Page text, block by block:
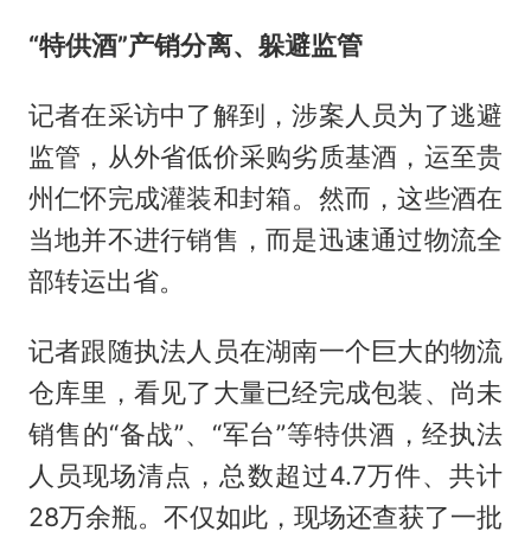
“特供酒”产销分离、躲避监管
记者在采访中了解到，涉案人员为了逃避
监管，从外省低价采购劣质基酒，运至贵
州仁怀完成灌装和封箱。然而，这些酒在
当地并不进行销售，而是迅速通过物流全
部转运出省。
记者跟随执法人员在湖南一个巨大的物流
仓库里，看见了大量已经完成包装、尚未
销售的“备战”、“军台”等特供酒，经执法
人员现场清点，总数超过4.7万件、共计
28万余瓶。不仅如此，现场还查获了一批